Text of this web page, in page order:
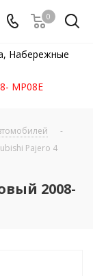
0
Набережные
МР08E
-
Pajero 4
2008-